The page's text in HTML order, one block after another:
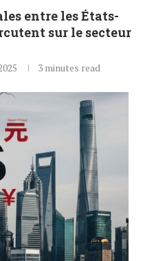
entre les États-
sur le secteur
3 minutes read